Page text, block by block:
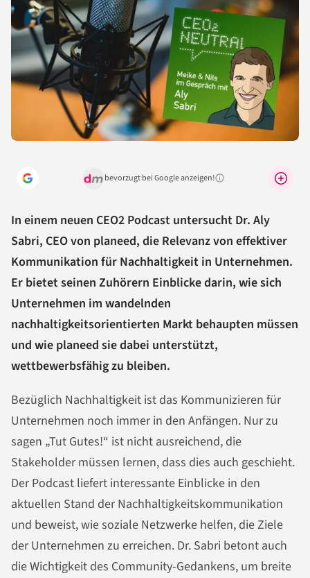
bevorzugt bei Google anzeigen!Warum lohnt sich das?
In einem neuen CEO2 Podcast untersucht Dr. Aly
Sabri, CEO von planeed, die Relevanz von effektiver
Kommunikation für Nachhaltigkeit in Unternehmen.
Er bietet seinen Zuhörern Einblicke darin, wie sich
Unternehmen im wandelnden
nachhaltigkeitsorientierten Markt behaupten müssen
und wie planeed sie dabei unterstützt,
wettbewerbsfähig zu bleiben.
Bezüglich Nachhaltigkeit ist das Kommunizieren für
Unternehmen noch immer in den Anfängen. Nur zu
sagen „Tut Gutes!“ ist nicht ausreichend, die
Stakeholder müssen lernen, dass dies auch geschieht.
Der Podcast liefert interessante Einblicke in den
aktuellen Stand der Nachhaltigkeitskommunikation
und beweist, wie soziale Netzwerke helfen, die Ziele
der Unternehmen zu erreichen. Dr. Sabri betont auch
die Wichtigkeit des Community-Gedankens, um breite